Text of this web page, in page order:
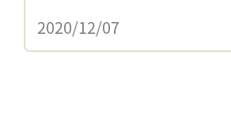
2020/12/07